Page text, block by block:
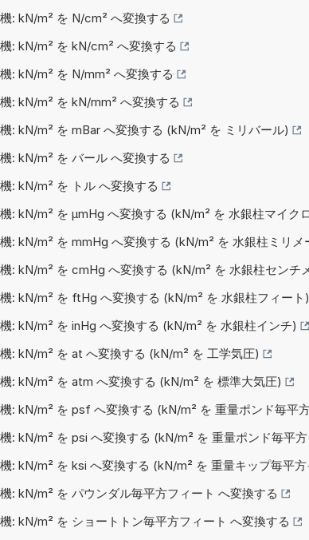
: kN/m² を N/cm² へ変換する
: kN/m² を kN/cm² へ変換する
: kN/m² を N/mm² へ変換する
: kN/m² を kN/mm² へ変換する
: kN/m² を mBar へ変換する (kN/m² を ミリバール)
: kN/m² を バール へ変換する
: kN/m² を トル へ変換する
: kN/m² を µmHg へ変換する (kN/m² を 水銀柱マイク
: kN/m² を mmHg へ変換する (kN/m² を 水銀柱ミリメ
: kN/m² を cmHg へ変換する (kN/m² を 水銀柱センチ
: kN/m² を ftHg へ変換する (kN/m² を 水銀柱フィート)
: kN/m² を inHg へ変換する (kN/m² を 水銀柱インチ)
: kN/m² を at へ変換する (kN/m² を 工学気圧)
: kN/m² を atm へ変換する (kN/m² を 標準大気圧)
: kN/m² を psf へ変換する (kN/m² を 重量ポンド毎平
: kN/m² を psi へ変換する (kN/m² を 重量ポンド毎平
: kN/m² を ksi へ変換する (kN/m² を 重量キップ毎平方
: kN/m² を パウンダル毎平方フィート へ変換する
: kN/m² を ショートトン毎平方フィート へ変換する